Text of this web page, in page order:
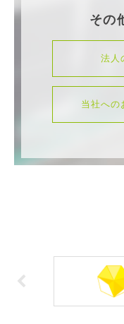
その
法人
当社への